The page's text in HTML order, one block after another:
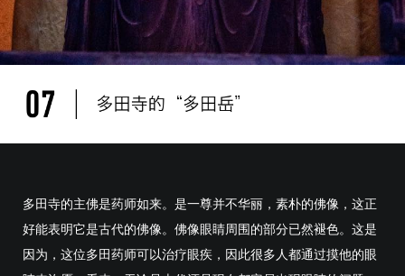
多田寺的主佛是药师如来。是一尊并不华丽，素朴的佛像，这正
好能表明它是古代的佛像。佛像眼睛周围的部分已然褪色。这是
因为，这位多田药师可以治疗眼疾，因此很多人都通过摸他的眼